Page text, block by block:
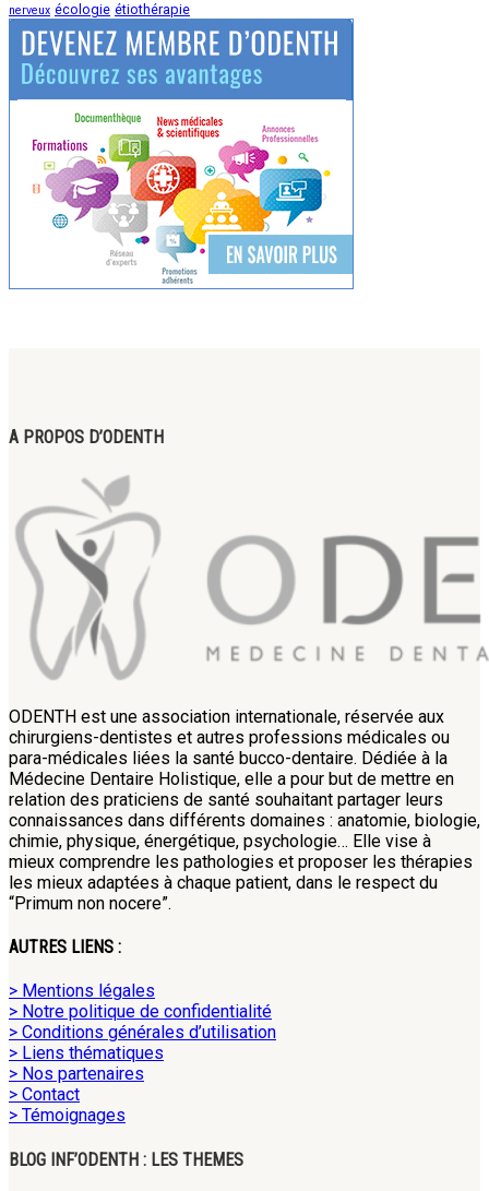
nerveux écologie étiothérapie
A PROPOS D’ODENTH
ODENTH est une association internationale, réservée aux
chirurgiens-dentistes et autres professions médicales ou
para-médicales liées la santé bucco-dentaire. Dédiée à la
Médecine Dentaire Holistique, elle a pour but de mettre en
relation des praticiens de santé souhaitant partager leurs
connaissances dans différents domaines : anatomie, biologie,
chimie, physique, énergétique, psychologie… Elle vise à
mieux comprendre les pathologies et proposer les thérapies
les mieux adaptées à chaque patient, dans le respect du
“Primum non nocere”.
AUTRES LIENS :
> Mentions légales
> Notre politique de confidentialité
> Conditions générales d’utilisation
> Liens thématiques
> Nos partenaires
> Contact
> Témoignages
BLOG INF’ODENTH : LES THEMES